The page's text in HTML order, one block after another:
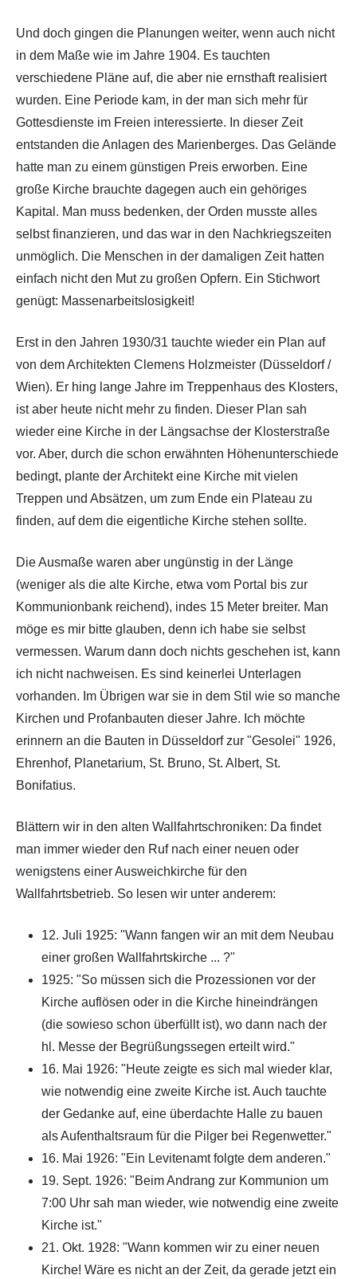
Und doch gingen die Planungen weiter, wenn auch nicht
in dem Maße wie im Jahre 1904. Es tauchten
verschiedene Pläne auf, die aber nie ernsthaft realisiert
wurden. Eine Periode kam, in der man sich mehr für
Gottesdienste im Freien interessierte. In dieser Zeit
entstanden die Anlagen des Marienberges. Das Gelände
hatte man zu einem günstigen Preis erworben. Eine
große Kirche brauchte dagegen auch ein gehöriges
Kapital. Man muss bedenken, der Orden musste alles
selbst finanzieren, und das war in den Nachkriegszeiten
unmöglich. Die Menschen in der damaligen Zeit hatten
einfach nicht den Mut zu großen Opfern. Ein Stichwort
genügt: Massenarbeitslosigkeit!
Erst in den Jahren 1930/31 tauchte wieder ein Plan auf
von dem Architekten Clemens Holzmeister (Düsseldorf /
Wien). Er hing lange Jahre im Treppenhaus des Klosters,
ist aber heute nicht mehr zu finden. Dieser Plan sah
wieder eine Kirche in der Längsachse der Klosterstraße
vor. Aber, durch die schon erwähnten Höhenunterschiede
bedingt, plante der Architekt eine Kirche mit vielen
Treppen und Absätzen, um zum Ende ein Plateau zu
finden, auf dem die eigentliche Kirche stehen sollte.
Die Ausmaße waren aber ungünstig in der Länge
(weniger als die alte Kirche, etwa vom Portal bis zur
Kommunionbank reichend), indes 15 Meter breiter. Man
möge es mir bitte glauben, denn ich habe sie selbst
vermessen. Warum dann doch nichts geschehen ist, kann
ich nicht nachweisen. Es sind keinerlei Unterlagen
vorhanden. Im Übrigen war sie in dem Stil wie so manche
Kirchen und Profanbauten dieser Jahre. Ich möchte
erinnern an die Bauten in Düsseldorf zur "Gesolei" 1926,
Ehrenhof, Planetarium, St. Bruno, St. Albert, St.
Bonifatius.
Blättern wir in den alten Wallfahrtschroniken: Da findet
man immer wieder den Ruf nach einer neuen oder
wenigstens einer Ausweichkirche für den
Wallfahrtsbetrieb. So lesen wir unter anderem:
12. Juli 1925: "Wann fangen wir an mit dem Neubau
einer großen Wallfahrtskirche ... ?"
1925: "So müssen sich die Prozessionen vor der
Kirche auflösen oder in die Kirche hineindrängen
(die sowieso schon überfüllt ist), wo dann nach der
hl. Messe der Begrüßungssegen erteilt wird."
16. Mai 1926: "Heute zeigte es sich mal wieder klar,
wie notwendig eine zweite Kirche ist. Auch tauchte
der Gedanke auf, eine überdachte Halle zu bauen
als Aufenthaltsraum für die Pilger bei Regenwetter."
16. Mai 1926: "Ein Levitenamt folgte dem anderen."
19. Sept. 1926: "Beim Andrang zur Kommunion um
7:00 Uhr sah man wieder, wie notwendig eine zweite
Kirche ist."
21. Okt. 1928: "Wann kommen wir zu einer neuen
Kirche! Wäre es nicht an der Zeit, da gerade jetzt ein